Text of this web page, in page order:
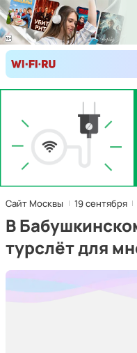
Сайт Москвы 19 сентября
В
турслёт для